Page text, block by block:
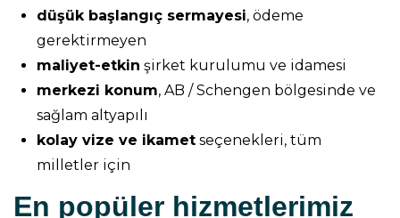
düşük başlangıç sermayesi, ödeme
gerektirmeyen
maliyet-etkin şirket kurulumu ve idamesi
merkezi konum, AB / Schengen bölgesinde ve
sağlam altyapılı
kolay vize ve ikamet seçenekleri, tüm
milletler için
En popüler hizmetlerimiz